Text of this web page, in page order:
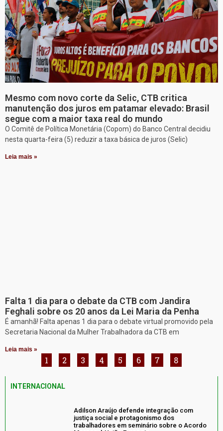
Mesmo com novo corte da Selic, CTB critica
manutenção dos juros em patamar elevado: Brasil
segue com a maior taxa real do mundo
O Comitê de Política Monetária (Copom) do Banco Central decidiu
nesta quarta-feira (5) reduzir a taxa básica de juros (Selic)
Leia mais »
Falta 1 dia para o debate da CTB com Jandira
Feghali sobre os 20 anos da Lei Maria da Penha
É amanhã! Falta apenas 1 dia para o debate virtual promovido pela
Secretaria Nacional da Mulher Trabalhadora da CTB em
Leia mais »
1 2 3 4 5 6 7 8
INTERNACIONAL
Adilson Araújo defende integração com
justiça social e protagonismo dos
trabalhadores em seminário sobre o Acordo